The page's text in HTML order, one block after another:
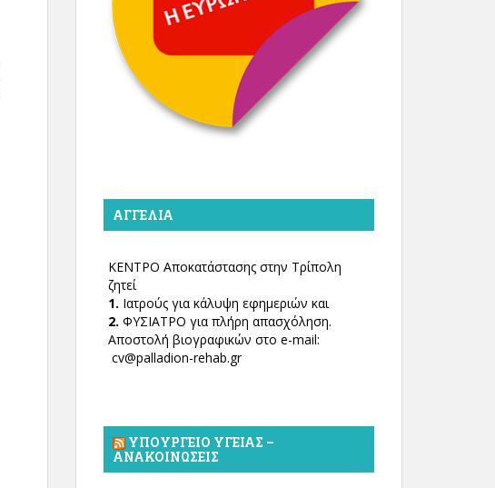
ΑΓΓΕΛΊΑ
ΚΕΝΤΡΟ Αποκατάστασης στην Τρίπολη
ζητεί
1. Ιατρούς για κάλυψη εφημεριών και
2. ΦΥΣΙΑΤΡΟ για πλήρη απασχόληση.
Αποστολή βιογραφικών στο e-mail:
cv@palladion-rehab.gr
ΥΠΟΥΡΓΕΊΟ ΥΓΕΊΑΣ –
ΑΝΑΚΟΙΝΏΣΕΙΣ